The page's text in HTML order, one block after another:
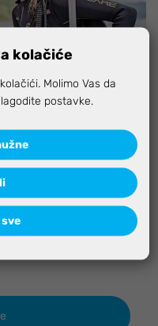
kolačiće
Molimo Vas da
postavke.